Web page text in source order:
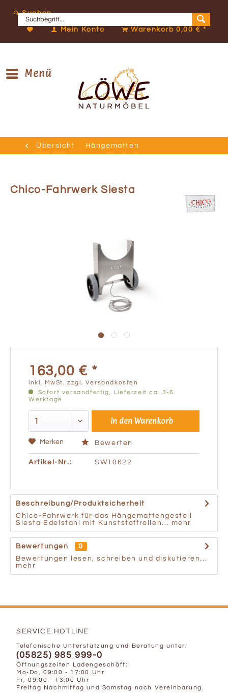
Suchen
Mein Konto Warenkorb0,00 € *
Menü
Übersicht Hängematten
Chico-Fahrwerk Siesta
163,00 € *
inkl. MwSt.zzgl. Versandkosten
Sofort versandfertig, Lieferzeit ca. 3-6
Werktage
In den Warenkorb
Merken Bewerten
Artikel-Nr.: SW10622
Beschreibung/Produktsicherheit
Chico-Fahrwerk für das Hängemattengestell
Siesta Edelstahl mit Kunststoffrollen...
mehr
Bewertungen
0
Bewertungen lesen, schreiben und diskutieren...
mehr
SERVICE HOTLINE
Telefonische Unterstützung und Beratung unter:
(05825) 985 999-0
Öffnungszeiten Ladengeschäft:
Mo-Do, 09:00 - 17:00 Uhr
Fr, 09:00 - 13:00 Uhr
Freitag Nachmittag und Samstag nach Vereinbarung.